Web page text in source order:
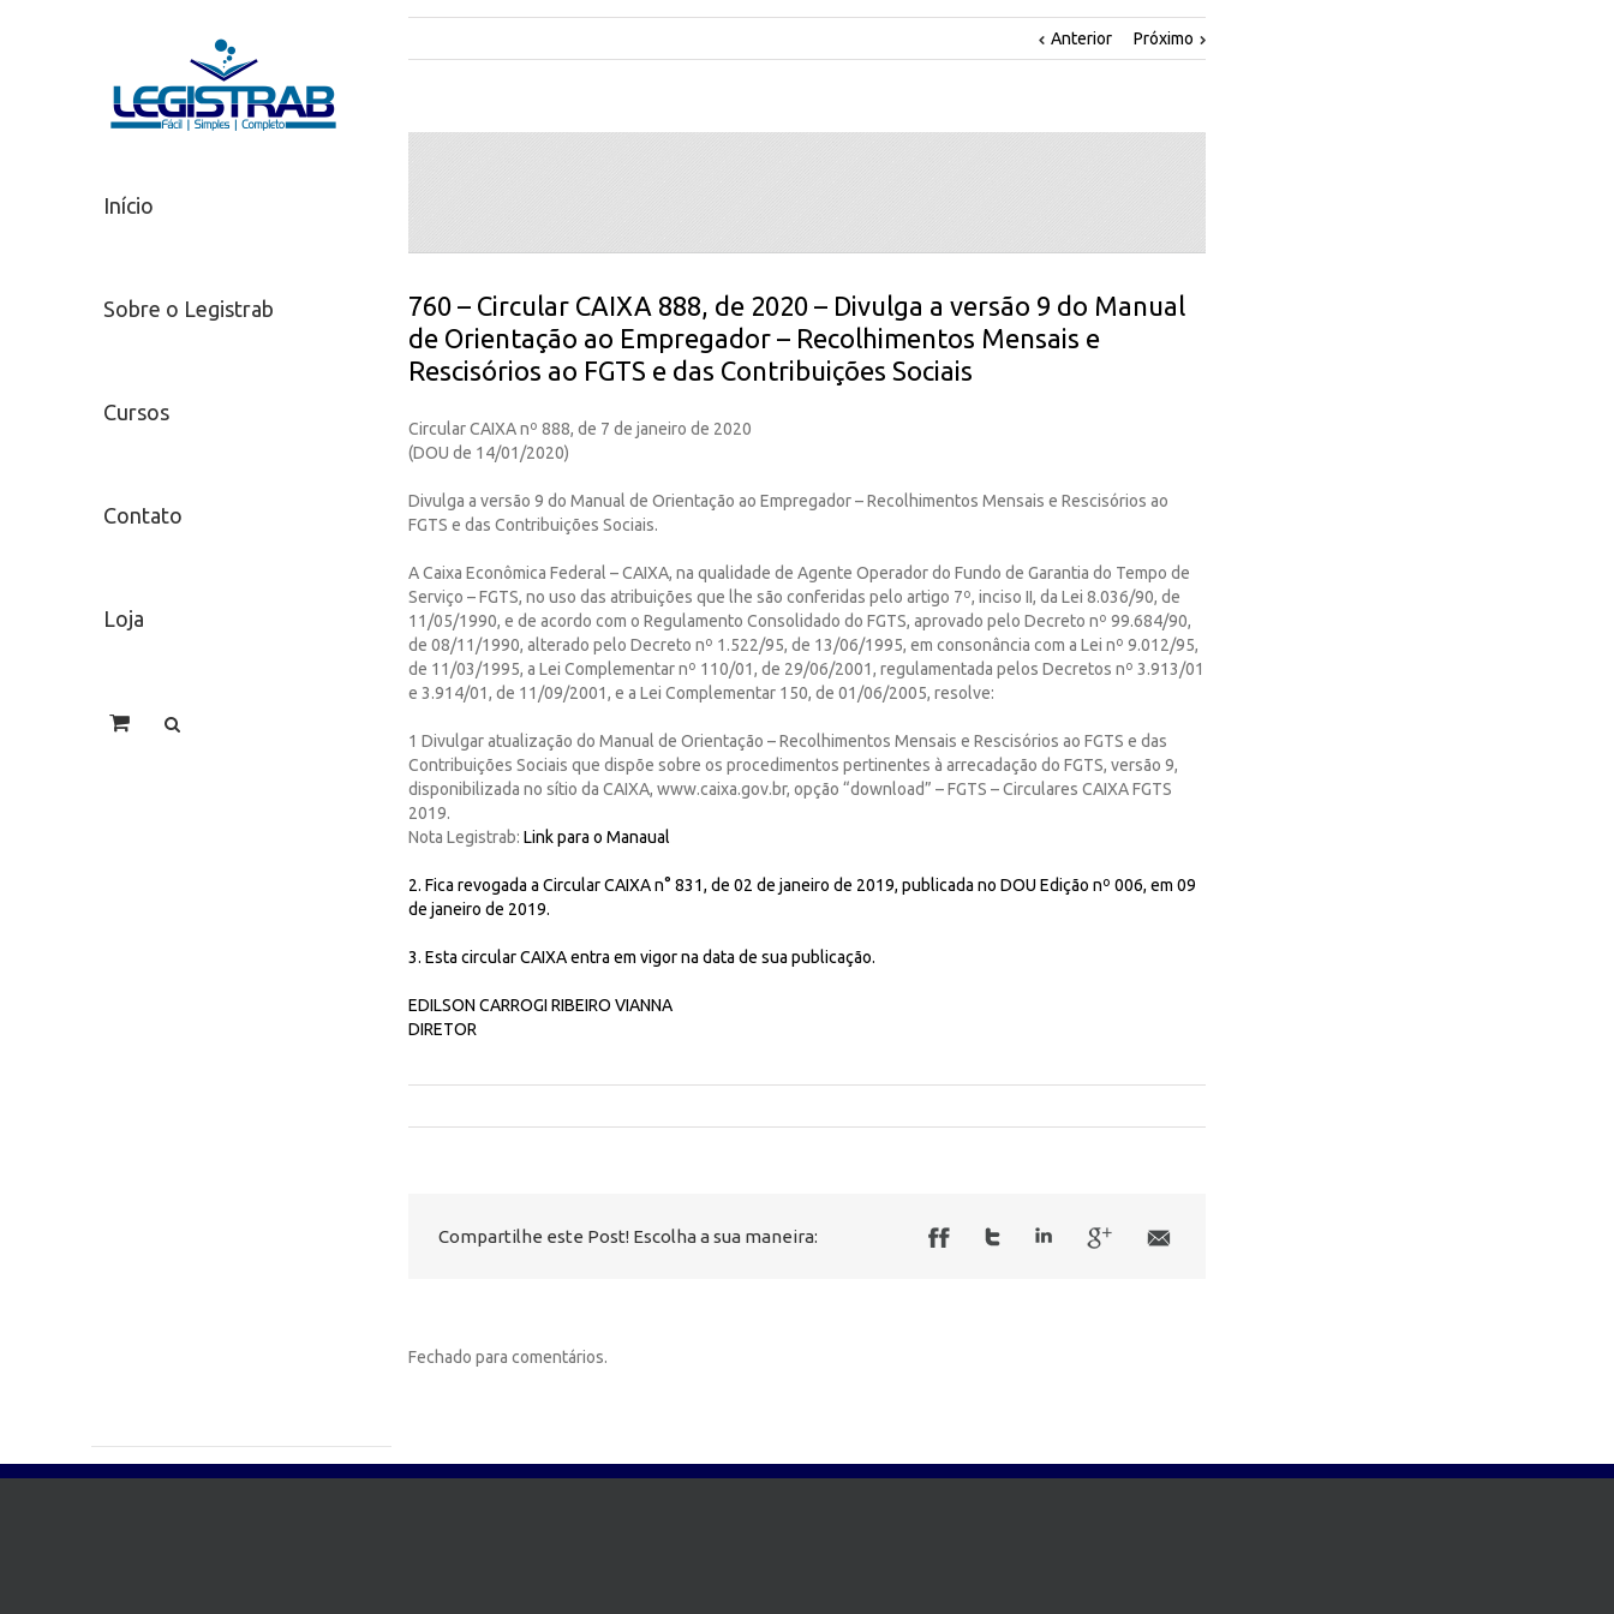
Início
Sobre o Legistrab
Cursos
Contato
Loja
Anterior Próximo
760 – Circular CAIXA 888, de 2020 – Divulga a versão 9 do Manual
de Orientação ao Empregador – Recolhimentos Mensais e
Rescisórios ao FGTS e das Contribuições Sociais
Circular CAIXA nº 888, de 7 de janeiro de 2020
(DOU de 14/01/2020)
Divulga a versão 9 do Manual de Orientação ao Empregador – Recolhimentos Mensais e Rescisórios ao
FGTS e das Contribuições Sociais.
A Caixa Econômica Federal – CAIXA, na qualidade de Agente Operador do Fundo de Garantia do Tempo de
Serviço – FGTS, no uso das atribuições que lhe são conferidas pelo artigo 7º, inciso II, da Lei 8.036/90, de
11/05/1990, e de acordo com o Regulamento Consolidado do FGTS, aprovado pelo Decreto nº 99.684/90,
de 08/11/1990, alterado pelo Decreto nº 1.522/95, de 13/06/1995, em consonância com a Lei nº 9.012/95,
de 11/03/1995, a Lei Complementar nº 110/01, de 29/06/2001, regulamentada pelos Decretos nº 3.913/01
e 3.914/01, de 11/09/2001, e a Lei Complementar 150, de 01/06/2005, resolve:
1 Divulgar atualização do Manual de Orientação – Recolhimentos Mensais e Rescisórios ao FGTS e das
Contribuições Sociais que dispõe sobre os procedimentos pertinentes à arrecadação do FGTS, versão 9,
disponibilizada no sítio da CAIXA, www.caixa.gov.br, opção “download” – FGTS – Circulares CAIXA FGTS
2019.
Nota Legistrab: Link para o Manaual
2. Fica revogada a Circular CAIXA n° 831, de 02 de janeiro de 2019, publicada no DOU Edição nº 006, em 09
de janeiro de 2019.
3. Esta circular CAIXA entra em vigor na data de sua publicação.
EDILSON CARROGI RIBEIRO VIANNA
DIRETOR
Compartilhe este Post! Escolha a sua maneira:
Fechado para comentários.